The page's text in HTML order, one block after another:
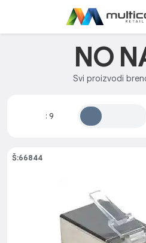
NO
Svi proizvodi
: 9
Š:66844